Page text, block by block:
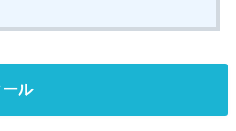
ル